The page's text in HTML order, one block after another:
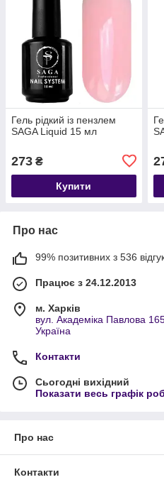
Гель рідкий із пензлем
SAGA Liquid 15 мл
273 ₴
Купити
Про нас
99% позитивних з 536
Працює з 24.12.2013
м. Харків
вул. Академіка Павлова
Україна
Контакти
Сьогодні вихідний
Показати весь графік
Про нас
Контакти